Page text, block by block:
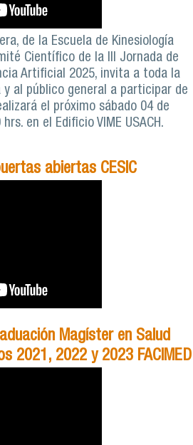
de la Escuela de Kinesiología
Científico de la III Jornada de
Artificial 2025, invita a toda la
al público general a participar de
el próximo sábado 04 de
en el Edificio VIME USACH.
abiertas CESIC
Magíster en Salud
2021, 2022 y 2023 FACIMED